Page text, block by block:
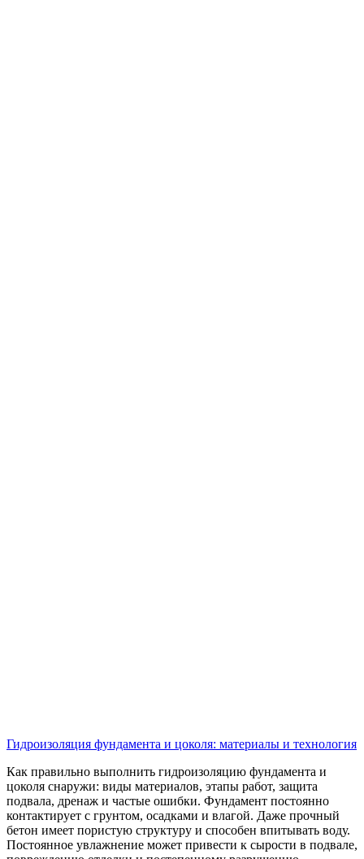
Гидроизоляция фундамента и цоколя: материалы и технология
Как правильно выполнить гидроизоляцию фундамента и
цоколя снаружи: виды материалов, этапы работ, защита
подвала, дренаж и частые ошибки. Фундамент постоянно
контактирует с грунтом, осадками и влагой. Даже прочный
бетон имеет пористую структуру и способен впитывать воду.
Постоянное увлажнение может привести к сырости в подвале,